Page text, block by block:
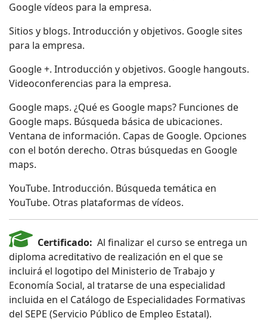
Google vídeos para la empresa.
Sitios y blogs. Introducción y objetivos. Google sites
para la empresa.
Google +. Introducción y objetivos. Google hangouts.
Videoconferencias para la empresa.
Google maps. ¿Qué es Google maps? Funciones de
Google maps. Búsqueda básica de ubicaciones.
Ventana de información. Capas de Google. Opciones
con el botón derecho. Otras búsquedas en Google
maps.
YouTube. Introducción. Búsqueda temática en
YouTube. Otras plataformas de vídeos.
Certificado: Al finalizar el curso se entrega un
diploma acreditativo de realización en el que se
incluirá el logotipo del Ministerio de Trabajo y
Economía Social, al tratarse de una especialidad
incluida en el Catálogo de Especialidades Formativas
del SEPE (Servicio Público de Empleo Estatal).